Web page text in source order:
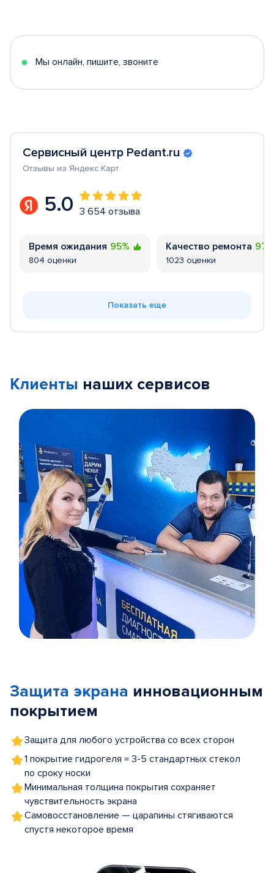
5
Мы онлайн, пишите, звоните
Сервисный центр Pedant.ru
Отзывы из Яндекс Карт
5.0 3 654 отзыва
Время ожидания 95%
804 оценки
Качество ремонта
1023 оценки
Показать еще
Клиенты наших сервисов
5
Защита экрана инновационным
покрытием
Защита для любого устройства со всех сторон
1 покрытие гидрогеля = 3-5 стандартных стекол
по сроку носки
Минимальная толщина покрытия сохраняет
чувствительность экрана
Самовосстановление — царапины стягиваются
спустя некоторое время